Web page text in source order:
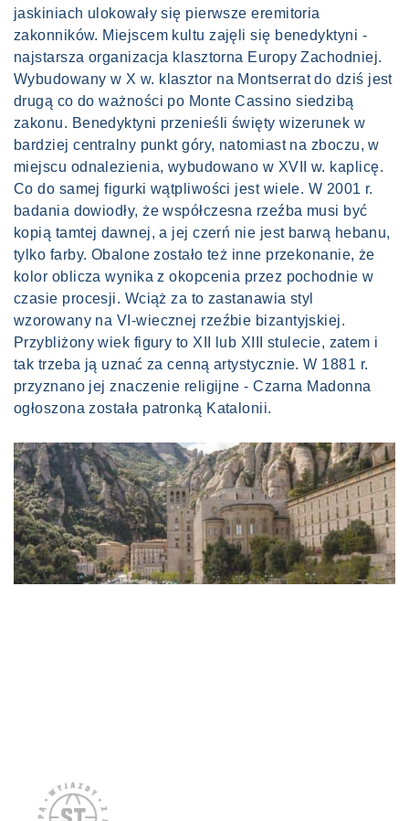
jaskiniach ulokowały się pierwsze eremitoria
zakonników. Miejscem kultu zajęli się benedyktyni -
najstarsza organizacja klasztorna Europy Zachodniej.
Wybudowany w X w. klasztor na Montserrat do dziś jest
drugą co do ważności po Monte Cassino siedzibą
zakonu. Benedyktyni przenieśli święty wizerunek w
bardziej centralny punkt góry, natomiast na zboczu, w
miejscu odnalezienia, wybudowano w XVII w. kaplicę.
Co do samej figurki wątpliwości jest wiele. W 2001 r.
badania dowiodły, że współczesna rzeźba musi być
kopią tamtej dawnej, a jej czerń nie jest barwą hebanu,
tylko farby. Obalone zostało też inne przekonanie, że
kolor oblicza wynika z okopcenia przez pochodnie w
czasie procesji. Wciąż za to zastanawia styl
wzorowany na VI-wiecznej rzeźbie bizantyjskiej.
Przybliżony wiek figury to XII lub XIII stulecie, zatem i
tak trzeba ją uznać za cenną artystycznie. W 1881 r.
przyznano jej znaczenie religijne - Czarna Madonna
ogłoszona została patronką Katalonii.